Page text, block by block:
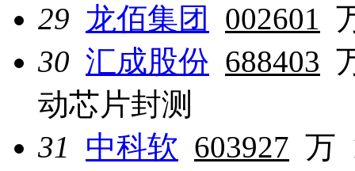
29 龙佰集团 002601
30 汇成股份 688403
动芯片封测
31
中科软 603927 万